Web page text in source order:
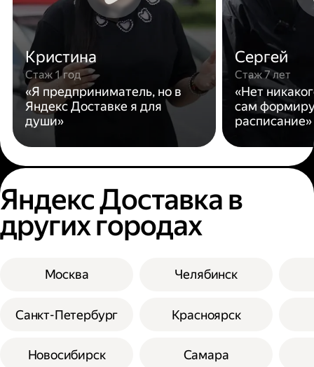
Кристина
Стаж 1 год
«Я предприниматель, но в
Яндекс Доставке я для
души»
Сергей
Стаж 7 лет
«Нет
сам
расписание»
Яндекс Доставка в
других городах
Москва
Санкт-Петербург
Новосибирск
Челябинск
Красноярск
Самара